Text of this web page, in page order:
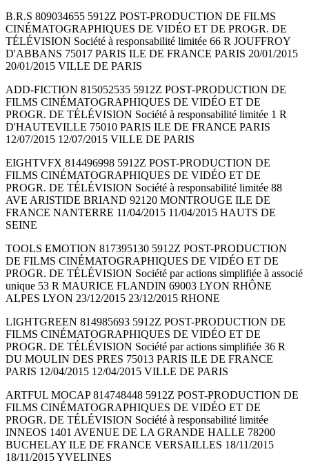
B.R.S 809034655 5912Z POST-PRODUCTION DE FILMS
CINÉMATOGRAPHIQUES DE VIDÉO ET DE PROGR. DE
TÉLÉVISION Société à responsabilité limitée 66 R JOUFFROY
D'ABBANS 75017 PARIS ILE DE FRANCE PARIS 20/01/2015
20/01/2015 VILLE DE PARIS
ADD-FICTION 815052535 5912Z POST-PRODUCTION DE
FILMS CINÉMATOGRAPHIQUES DE VIDÉO ET DE
PROGR. DE TÉLÉVISION Société à responsabilité limitée 1 R
D'HAUTEVILLE 75010 PARIS ILE DE FRANCE PARIS
12/07/2015 12/07/2015 VILLE DE PARIS
EIGHTVFX 814496998 5912Z POST-PRODUCTION DE
FILMS CINÉMATOGRAPHIQUES DE VIDÉO ET DE
PROGR. DE TÉLÉVISION Société à responsabilité limitée 88
AVE ARISTIDE BRIAND 92120 MONTROUGE ILE DE
FRANCE NANTERRE 11/04/2015 11/04/2015 HAUTS DE
SEINE
TOOLS EMOTION 817395130 5912Z POST-PRODUCTION
DE FILMS CINÉMATOGRAPHIQUES DE VIDÉO ET DE
PROGR. DE TÉLÉVISION Société par actions simplifiée à associé
unique 53 R MAURICE FLANDIN 69003 LYON RHÔNE
ALPES LYON 23/12/2015 23/12/2015 RHONE
LIGHTGREEN 814985693 5912Z POST-PRODUCTION DE
FILMS CINÉMATOGRAPHIQUES DE VIDÉO ET DE
PROGR. DE TÉLÉVISION Société par actions simplifiée 36 R
DU MOULIN DES PRES 75013 PARIS ILE DE FRANCE
PARIS 12/04/2015 12/04/2015 VILLE DE PARIS
ARTFUL MOCAP 814748448 5912Z POST-PRODUCTION DE
FILMS CINÉMATOGRAPHIQUES DE VIDÉO ET DE
PROGR. DE TÉLÉVISION Société à responsabilité limitée
INNEOS 1401 AVENUE DE LA GRANDE HALLE 78200
BUCHELAY ILE DE FRANCE VERSAILLES 18/11/2015
18/11/2015 YVELINES